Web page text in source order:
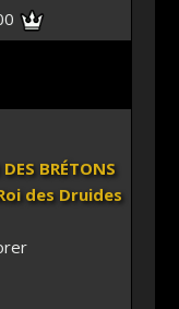
DES BRÉTONS
des Druides